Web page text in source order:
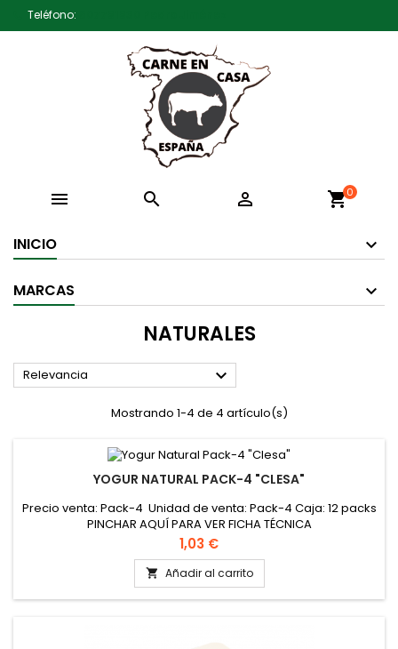
Teléfono:
   shopping_cart0
INICIO
MARCAS
NATURALES
Relevancia 
Mostrando 1-4 de 4 artículo(s)
YOGUR NATURAL PACK-4 "CLESA"
Precio venta: Pack-4 Unidad de venta: Pack-4 Caja: 12 packs
PINCHAR AQUÍ PARA VER FICHA TÉCNICA
Precio
1,03 €
 Añadir al carrito